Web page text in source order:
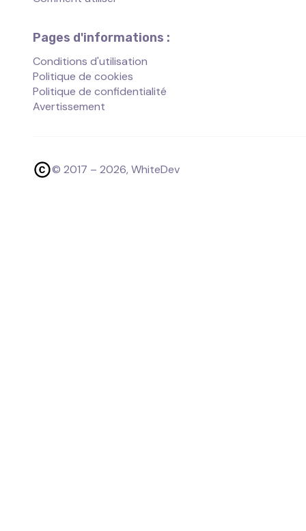
Pages d'informations :
Conditions d'utilisation
Politique de cookies
Politique de confidentialité
Avertissement
© 2017 – 2026, WhiteDev